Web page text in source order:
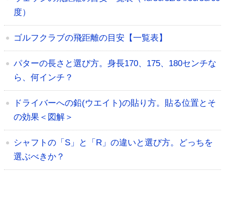
度）
ゴルフクラブの飛距離の目安【一覧表】
パターの長さと選び方。身長170、175、180センチな
ら、何インチ？
ドライバーへの鉛(ウエイト)の貼り方。貼る位置とそ
の効果＜図解＞
シャフトの「S」と「R」の違いと選び方。どっちを
選ぶべきか？